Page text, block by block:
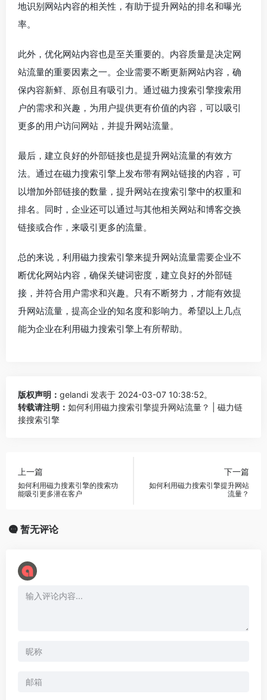
地识别网站内容的相关性，有助于提升网站的排名和曝光
率。
此外，优化网站内容也是至关重要的。内容质量是决定网
站流量的重要因素之一。企业需要不断更新网站内容，确
保内容新鲜、原创且有吸引力。通过磁力搜索引擎搜索用
户的需求和兴趣，为用户提供更有价值的内容，可以吸引
更多的用户访问网站，并提升网站流量。
最后，建立良好的外部链接也是提升网站流量的有效方
法。通过在磁力搜索引擎上发布带有网站链接的内容，可
以增加外部链接的数量，提升网站在搜索引擎中的权重和
排名。同时，企业还可以通过与其他相关网站和博客交换
链接或合作，来吸引更多的流量。
总的来说，利用磁力搜索引擎来提升网站流量需要企业不
断优化网站内容，确保关键词密度，建立良好的外部链
接，并符合用户需求和兴趣。只有不断努力，才能有效提
升网站流量，提高企业的知名度和影响力。希望以上几点
能为企业在利用磁力搜索引擎上有所帮助。
版权声明： gelandi 发表于 2024-03-07 10:38:52。
转载请注明： 如何利用磁力搜索引擎提升网站流量？ | 磁力链
接搜索引擎
上一篇
如何利用磁力搜素引擎的搜索功
能吸引更多潜在客户
下一篇
如何利用磁力搜索引擎提升网站
流量？
暂无评论